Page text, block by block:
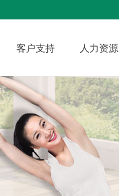
客户支持 人力资源